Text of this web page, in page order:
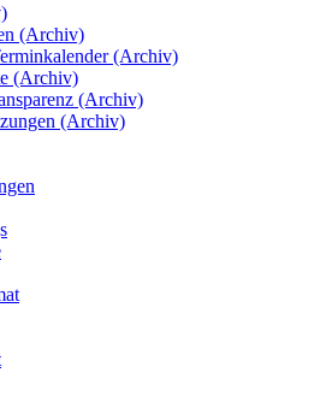
(Archiv)
(Archiv)
(Archiv)
(Archiv)
(Archiv)